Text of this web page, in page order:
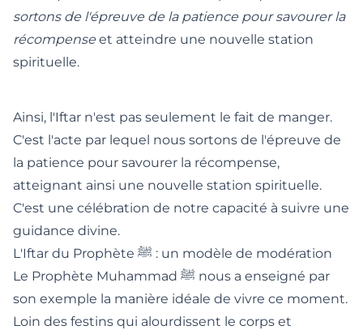
sortons de l'épreuve de la patience pour savourer la
récompense et atteindre une nouvelle station
spirituelle.
Ainsi, l'Iftar n'est pas seulement le fait de manger.
C'est l'acte par lequel nous sortons de l'épreuve de
la patience pour savourer la récompense,
atteignant ainsi une nouvelle station spirituelle.
C'est une célébration de notre capacité à suivre une
guidance divine.
L'Iftar du Prophète ﷺ : un modèle de modération
Le Prophète Muhammad ﷺ nous a enseigné par
son exemple la manière idéale de vivre ce moment.
Loin des festins qui alourdissent le corps et